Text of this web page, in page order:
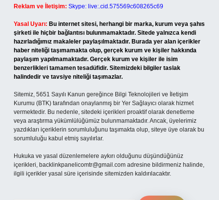
Reklam ve İletişim: Skype: live:.cid.575569c608265c69
Yasal Uyarı: Bu internet sitesi, herhangi bir marka, kurum veya şahıs
şirketi ile hiçbir bağlantısı bulunmamaktadır. Sitede yalnızca kendi
hazırladığımız makaleler paylaşılmaktadır. Burada yer alan içerikler
haber niteliği taşımamakta olup, gerçek kurum ve kişiler hakkında
paylaşım yapılmamaktadır. Gerçek kurum ve kişiler ile isim
benzerlikleri tamamen tesadüfidir. Sitemizdeki bilgiler taslak
halindedir ve tavsiye niteliği taşımazlar.
Sitemiz, 5651 Sayılı Kanun gereğince Bilgi Teknolojileri ve İletişim
Kurumu (BTK) tarafından onaylanmış bir Yer Sağlayıcı olarak hizmet
vermektedir. Bu nedenle, sitedeki içerikleri proaktif olarak denetleme
veya araştırma yükümlülüğümüz bulunmamaktadır. Ancak, üyelerimiz
yazdıkları içeriklerin sorumluluğunu taşımakta olup, siteye üye olarak bu
sorumluluğu kabul etmiş sayılırlar.
Hukuka ve yasal düzenlemelere aykırı olduğunu düşündüğünüz
içerikleri, backlinkpanelicomtr@gmail.com adresine bildirmeniz halinde,
ilgili içerikler yasal süre içerisinde sitemizden kaldırılacaktır.